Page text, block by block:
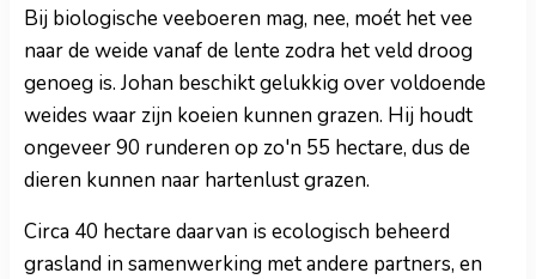
Bij biologische veeboeren mag, nee, moét het vee
naar de weide vanaf de lente zodra het veld droog
genoeg is. Johan beschikt gelukkig over voldoende
weides waar zijn koeien kunnen grazen. Hij houdt
ongeveer 90 runderen op zo'n 55 hectare, dus de
dieren kunnen naar hartenlust grazen.
Circa 40 hectare daarvan is ecologisch beheerd
grasland in samenwerking met andere partners, en